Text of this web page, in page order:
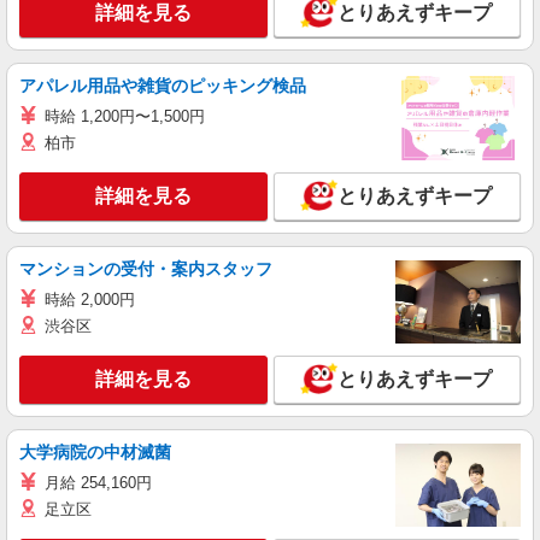
詳細を見る とりあえずキープ
アパレル用品や雑貨のピッキング検品
時給 1,200円〜1,500円
柏市
詳細を見る とりあえずキープ
マンションの受付・案内スタッフ
時給 2,000円
渋谷区
詳細を見る とりあえずキープ
大学病院の中材滅菌
月給 254,160円
足立区